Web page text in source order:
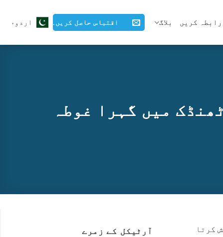
کریں بلاگ اقتباس حاصل کریں۔ اردو
میں گہرا غوطہ
کرتا
آرٹیکل کے زمرے